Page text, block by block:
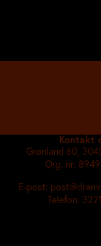
Kontakt
Grønland 60,
Org. nr:
E-post:
Telefon: